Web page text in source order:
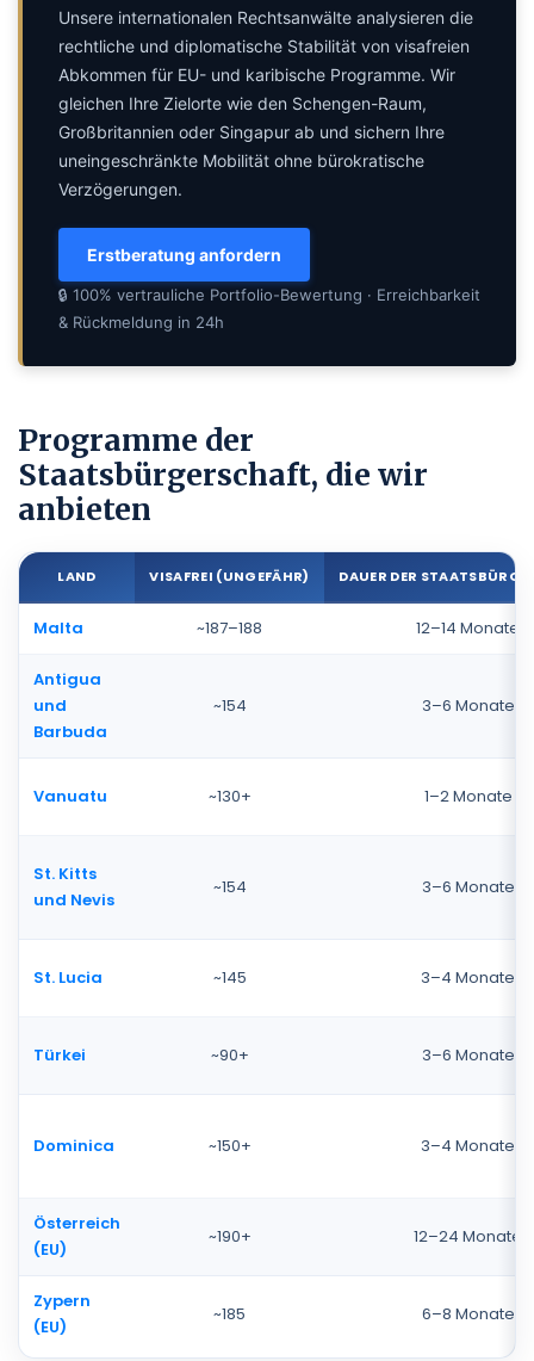
Unsere internationalen Rechtsanwälte analysieren die
rechtliche und diplomatische Stabilität von visafreien
Abkommen für EU- und karibische Programme. Wir
gleichen Ihre Zielorte wie den Schengen-Raum,
Großbritannien oder Singapur ab und sichern Ihre
uneingeschränkte Mobilität ohne bürokratische
Verzögerungen.
Erstberatung anfordern
🔒 100% vertrauliche Portfolio-Bewertung · Erreichbarkeit
& Rückmeldung in 24h
Programme der
Staatsbürgerschaft, die wir
anbieten
LAND VISAFREI (UNGEFÄHR) DAUER DER
Malta ~187–188 12–14 Monate
Antigua
und
Barbuda
~154 3–6 Monate
Vanuatu ~130+ 1–2 Monate
St. Kitts
und Nevis
~154 3–6 Monate
St. Lucia ~145 3–4 Monate
Türkei ~90+ 3–6 Monate
Dominica ~150+ 3–4 Monate
Österreich
(EU)
~190+ 12–24 Monate
Zypern
(EU)
~185 6–8 Monate